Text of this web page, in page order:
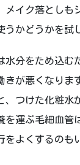
メイク落としも
うかどうかを試
分をため込む
きが悪くなりま
、つけた化粧水
を運ぶ毛細血
をよくするの